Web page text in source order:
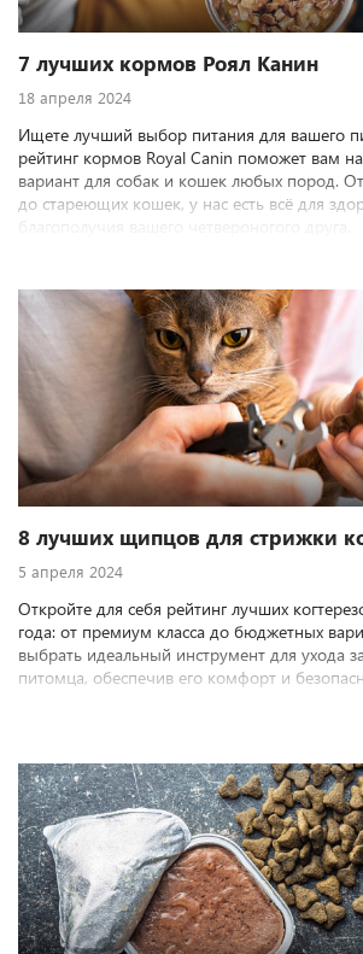
7 лучших кормов Роял Канин
18 апреля 2024
Ищете лучший выбор питания для вашего
рейтинг кормов Royal Canin поможет вам
вариант для собак и кошек любых пород.
до стареющих кошек, у нас есть всё для
8 лучших щипцов для стрижки
5 апреля 2024
Откройте для себя рейтинг лучших
года: от премиум класса до бюджетных
выбрать идеальный инструмент для ухода
питомца, обеспечив его комфорт и